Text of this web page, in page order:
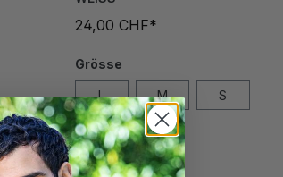
24,00 CHF*
Grösse
L M S
XL